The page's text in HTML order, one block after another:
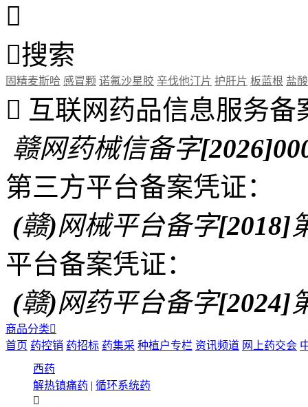

搜索
固精麦斯哈 感冒颗 诺氟沙星胶 辛伐他汀片 护肝片 板蓝根 盐
 互联网药品信息服务备
赣网药械信备字
第三方平台备案凭证：
(赣)网械平台备字[2018]
平台备案凭证：
(赣)网药平台备字[2024]
商品分类
首页 药控销 药招标 药集采 种植户专栏 资讯频道 网上药交会
西药
解热镇痛药 | 循环系统药
